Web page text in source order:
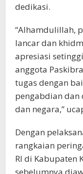
dedikasi.
“Alhamdulillah,
lancar dan
apresiasi
anggota
tugas dengan
pengabdian dan
dan negara,”
Dengan
rangkaian
RI di Kabupaten